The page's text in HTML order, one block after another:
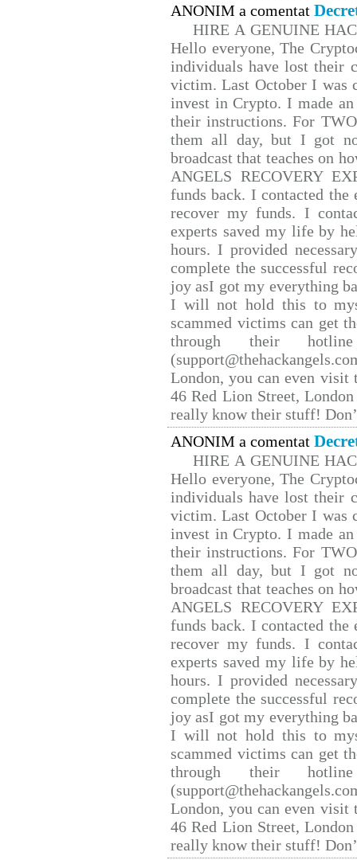
ANONIM a comentat
HIRE A GENUINE
Hello everyone, The
individuals have lost their
victim. Last October I was
invest in Crypto. I made
their instructions. For
them all day, but I got
broadcast that teaches on
ANGELS RECOVERY
funds back. I contacted
recover my funds. I
experts saved my life by
hours. I provided
complete the successful
joy asI got my everything
I will not hold this to
scammed victims can get
through their hotline
London, you can even
46 Red Lion Street,
really know their stuff!
ANONIM a comentat
HIRE A GENUINE
Hello everyone, The
individuals have lost their
victim. Last October I was
invest in Crypto. I made
their instructions. For
them all day, but I got
broadcast that teaches on
ANGELS RECOVERY
funds back. I contacted
recover my funds. I
experts saved my life by
hours. I provided
complete the successful
joy asI got my everything
I will not hold this to
scammed victims can get
through their hotline
London, you can even
46 Red Lion Street,
really know their stuff!